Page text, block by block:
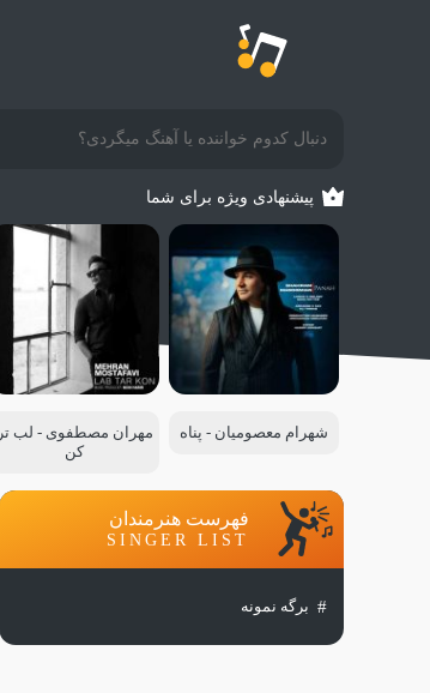
پیشنهادی ویژه برای شما
شهرام معصومیان - پناه
مهران مصطفوی - لب تر
کن
فهرست هنرمندان
SINGER LIST
برگه نمونه